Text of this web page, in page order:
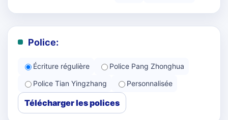
Police:
Écriture régulière
Police Pang Zhonghua
Police Tian Yingzhang
Personnalisée
Télécharger les polices